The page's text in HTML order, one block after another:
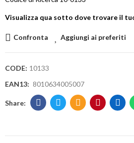
Visualizza qua sotto dove trovare il
Confronta Aggiungi ai preferiti
CODE: 10133
EAN13: 8010634005007